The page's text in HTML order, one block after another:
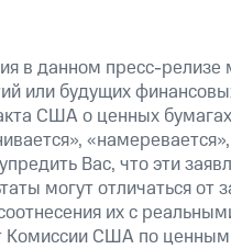
в данном пресс-
или будущих
США о ценных
Вас, что эти
могут отличаться
их с
Комиссии США по